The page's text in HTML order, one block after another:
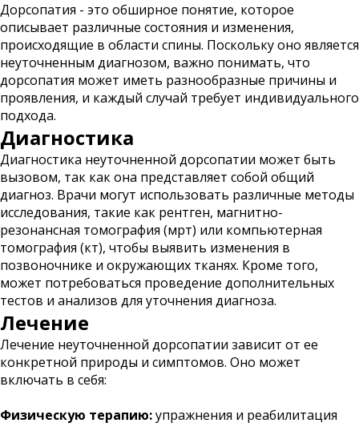
Дорсопатия - это обширное понятие, которое
описывает различные состояния и изменения,
происходящие в области спины. Поскольку оно является
неуточненным диагнозом, важно понимать, что
дорсопатия может иметь разнообразные причины и
проявления, и каждый случай требует индивидуального
подхода.
Диагностика
Диагностика неуточненной дорсопатии может быть
вызовом, так как она представляет собой общий
диагноз. Врачи могут использовать различные методы
исследования, такие как рентген, магнитно-
резонансная томография (мрт) или компьютерная
томография (кт), чтобы выявить изменения в
позвоночнике и окружающих тканях. Кроме того,
может потребоваться проведение дополнительных
тестов и анализов для уточнения диагноза.
Лечение
Лечение неуточненной дорсопатии зависит от ее
конкретной природы и симптомов. Оно может
включать в себя:
Физическую терапию:упражнения и реабилитация